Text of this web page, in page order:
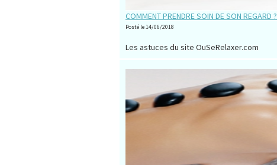
COMMENT PRENDRE SOIN DE SON REGARD ?
Posté le 14/06/2018
Les astuces du site OuSeRelaxer.com